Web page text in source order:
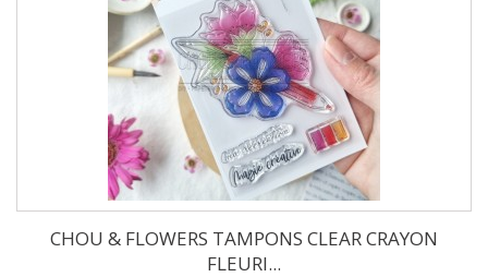
CHOU & FLOWERS TAMPONS CLEAR CRAYON
FLEURI...